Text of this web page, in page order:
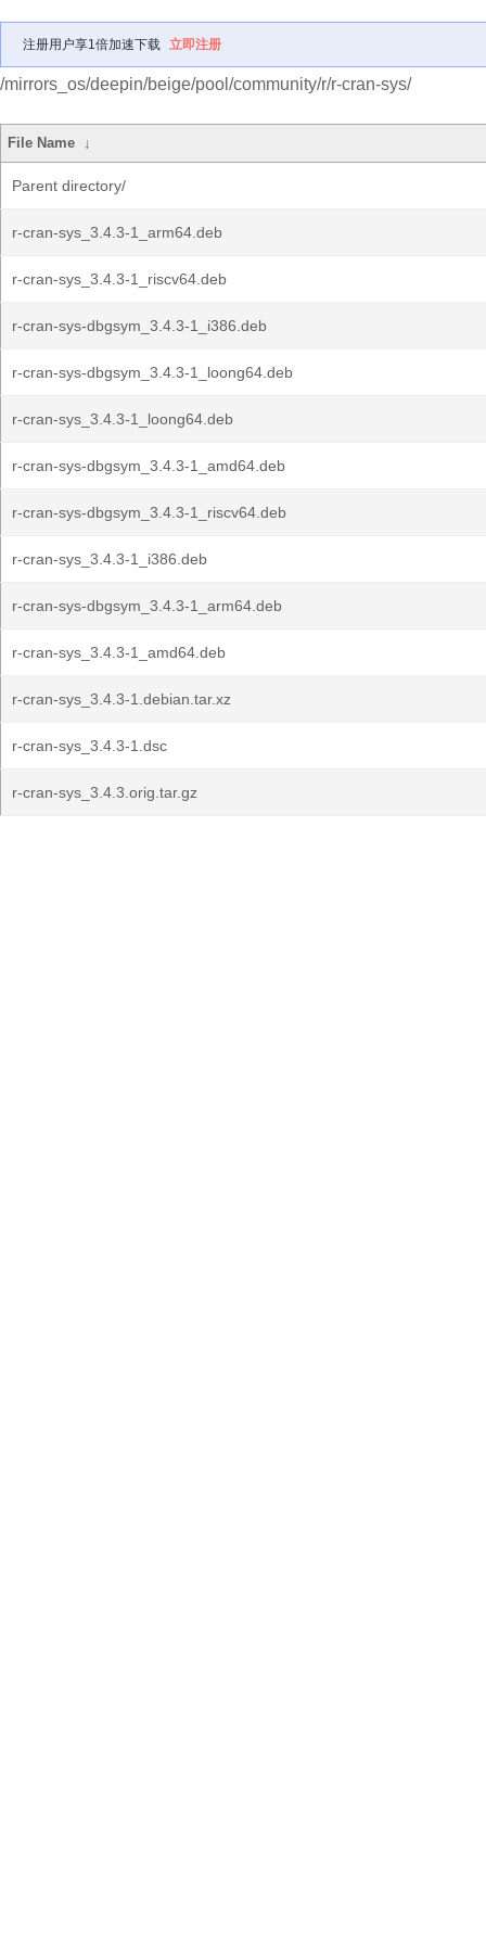
注册用户享1倍加速下载 立即注册
/mirrors_os/deepin/beige/pool/community/r/r-cran-sys/
File Name ↓
Parent directory/
r-cran-sys_3.4.3-1_arm64.deb
r-cran-sys_3.4.3-1_riscv64.deb
r-cran-sys-dbgsym_3.4.3-1_i386.deb
r-cran-sys-dbgsym_3.4.3-1_loong64.deb
r-cran-sys_3.4.3-1_loong64.deb
r-cran-sys-dbgsym_3.4.3-1_amd64.deb
r-cran-sys-dbgsym_3.4.3-1_riscv64.deb
r-cran-sys_3.4.3-1_i386.deb
r-cran-sys-dbgsym_3.4.3-1_arm64.deb
r-cran-sys_3.4.3-1_amd64.deb
r-cran-sys_3.4.3-1.debian.tar.xz
r-cran-sys_3.4.3-1.dsc
r-cran-sys_3.4.3.orig.tar.gz